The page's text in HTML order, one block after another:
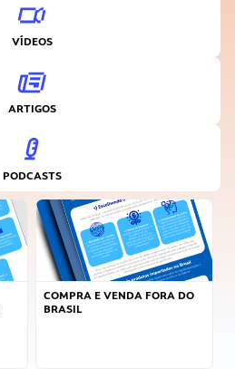
VÍDEOS
ARTIGOS
PODCASTS
COMPRA E VENDA FORA DO
BRASIL